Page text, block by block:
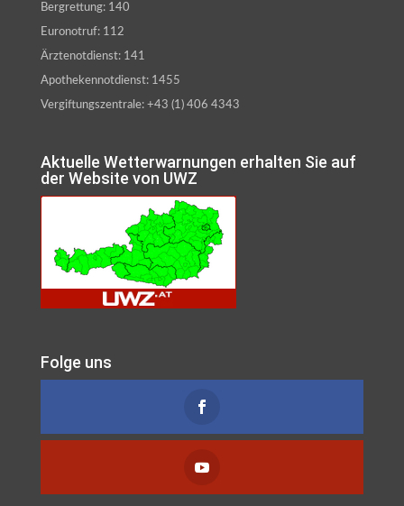
Bergrettung: 140
Euronotruf: 112
Ärztenotdienst: 141
Apothekennotdienst: 1455
Vergiftungszentrale: +43 (1) 406 4343
Aktuelle Wetterwarnungen erhalten Sie auf
der Website von UWZ
Folge uns